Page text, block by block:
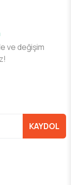
ve değişim
KAYDOL